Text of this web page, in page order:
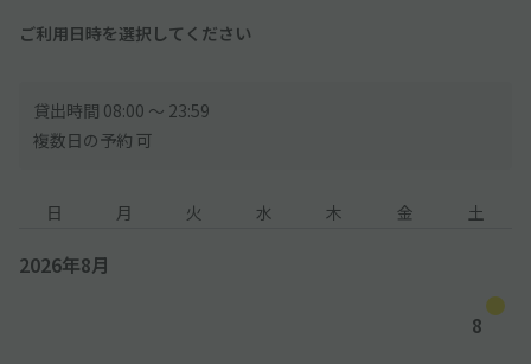
ご利用日時を選択してください
貸出時間 08:00 〜 23:59
複数日の予約 可
日 月 火 水 木 金 土
2026年8月
8